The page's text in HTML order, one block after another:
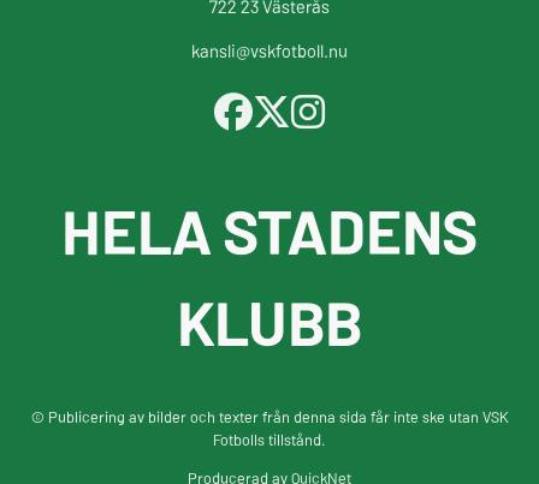
722 23 Västerås
kansli@vskfotboll.nu
HELA STADENS
KLUBB
© Publicering av bilder och texter från denna sida får inte ske utan VSK
Fotbolls tillstånd.
Producerad avQuickNet